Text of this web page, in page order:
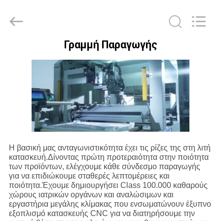
ΠΡΟΪΌΝΤΑ
ΠΕΡΊΠΟΥ
ΕΜΕΊΣ
ΓΎΡΟΣ
ΕΡΓΟΣΤΑΣΊΩΝ
ΠΟΙΟΤΙΚΌΣ
LTD.
Γραμμή Παραγωγής
Η βασική μας ανταγωνιστικότητα έχει τις ρίζες της στη λιτή
κατασκευή.Δίνοντας πρώτη προτεραιότητα στην ποιότητα
των προϊόντων, ελέγχουμε κάθε σύνδεσμο παραγωγής
για να επιδιώκουμε σταθερές λεπτομέρειες και
ποιότητα.Έχουμε δημιουργήσει Class 100.000 καθαρούς
χώρους ιατρικών οργάνων και αναλώσιμων και
εργαστήρια μεγάλης κλίμακας που ενσωματώνουν έξυπνο
εξοπλισμό κατασκευής CNC για να διατηρήσουμε την